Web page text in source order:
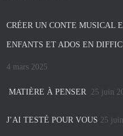
CRÉER UN CONTE MUSICAL
ENFANTS ET ADOS EN
4 mars 2025
MATIÈRE À PENSER 25 juin
J’AI TESTÉ POUR VOUS 25